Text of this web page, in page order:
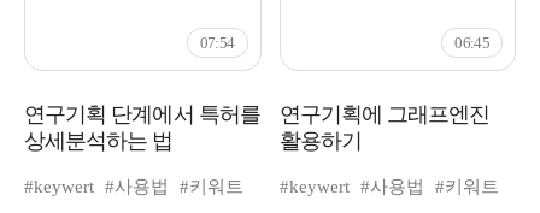
07:54
연구기획 단계에서 특허를
상세분석하는 법
#keywert #사용법 #키워트
06:45
연구기획에 그래프엔진
활용하기
#keywert #사용법 #키워트